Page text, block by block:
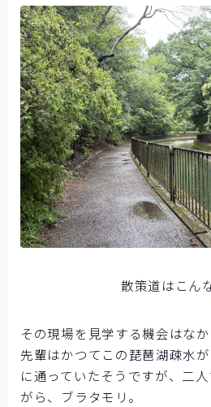
散策道はこん
その現場を見学する機会はなか
先輩はかつてこの琵琶湖疎水
に通っていたそうですが、二
がら、ブラタモリ。